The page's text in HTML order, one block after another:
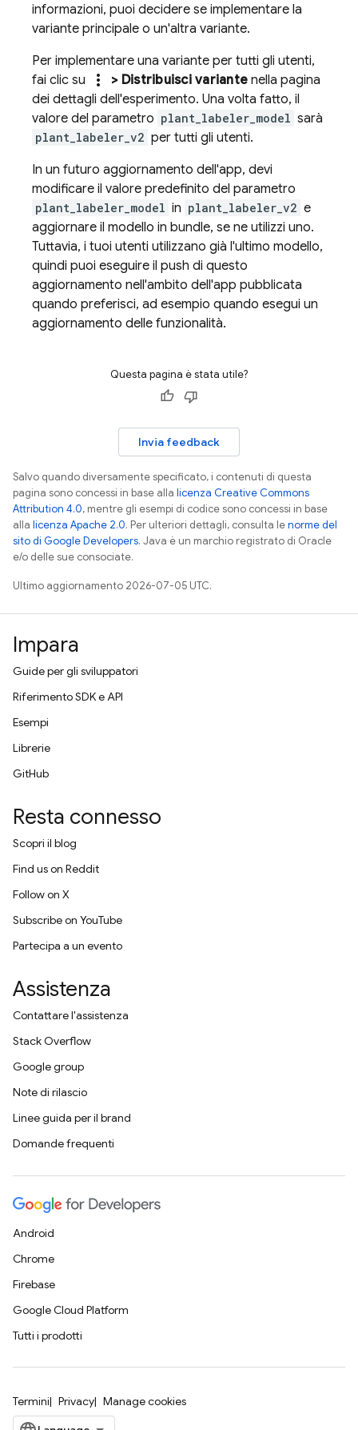
informazioni, puoi decidere se implementare la
variante principale o un'altra variante.
Per implementare una variante per tutti gli utenti,
fai clic su
more_vert > Distribuisci variante nella pagina
dei dettagli dell'esperimento. Una volta fatto, il
valore del parametro plant_labeler_model sarà
plant_labeler_v2 per tutti gli utenti.
In un futuro aggiornamento dell'app, devi
modificare il valore predefinito del parametro
plant_labeler_model in plant_labeler_v2 e
aggiornare il modello in bundle, se ne utilizzi uno.
Tuttavia, i tuoi utenti utilizzano già l'ultimo modello,
quindi puoi eseguire il push di questo
aggiornamento nell'ambito dell'app pubblicata
quando preferisci, ad esempio quando esegui un
aggiornamento delle funzionalità.
Questa pagina è stata utile?
Invia feedback
Salvo quando diversamente specificato, i contenuti di questa
pagina sono concessi in base alla licenza Creative Commons
Attribution 4.0, mentre gli esempi di codice sono concessi in base
alla licenza Apache 2.0. Per ulteriori dettagli, consulta lenorme del
sito di Google Developers. Java è un marchio registrato di Oracle
e/o delle sue consociate.
Ultimo aggiornamento 2026-07-05 UTC.
Impara
Guide per gli sviluppatori
Riferimento SDK e API
Esempi
Librerie
GitHub
Resta connesso
Scopri il blog
Find us on Reddit
Follow on X
Subscribe on YouTube
Partecipa a un evento
Assistenza
Contattare l'assistenza
Stack Overflow
Google group
Note di rilascio
Linee guida per il brand
Domande frequenti
Android
Chrome
Firebase
Google Cloud Platform
Tutti i prodotti
Termini Privacy Manage cookies